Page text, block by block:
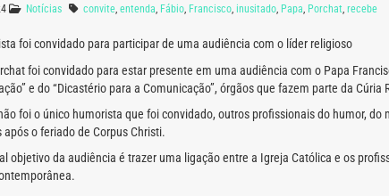
Notícias convite, entenda, Fábio, Francisco, inusitado, Papa, Porchat, recebe
foi convidado para participar de uma audiência com o líder religioso
foi convidado para estar presente em uma audiência com o Papa
e do “Dicastério para a Comunicação”, órgãos que fazem parte da Cúria
foi o único humorista que foi convidado, outros profissionais do humor,
após o feriado de Corpus Christi.
objetivo da audiência é trazer uma ligação entre a Igreja Católica e os